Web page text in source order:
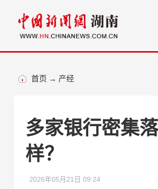
首页 → 产经
多家银行密集
样？
2026年05月21日 09:24